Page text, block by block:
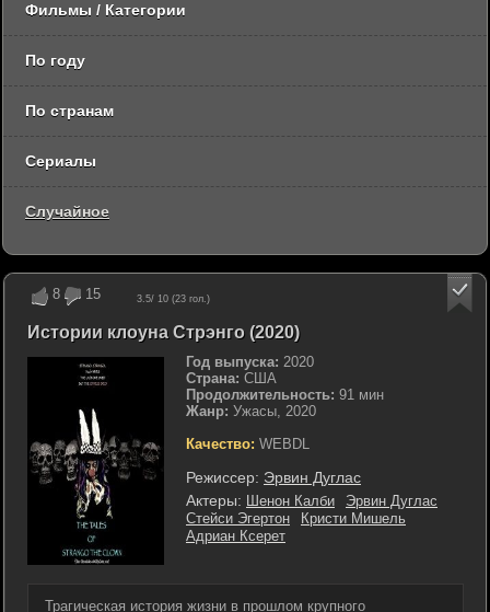
8 15 3.5/ 10 (23 гол.)
Истории клоуна Стрэнго (2020)
Год выпуска: 2020
Страна: США
Продолжительность: 91 мин
Жанр: Ужасы, 2020
Качество: WEBDL
Режиссер: Эрвин Дуглас
Актеры: Шенон Калби
Эрвин Дуглас
Стейси Эгертон
Кристи Мишель
Адриан Ксерет
Трагическая история жизни в прошлом крупного
Фильмы / Категории
По году
По странам
Сериалы
Случайное